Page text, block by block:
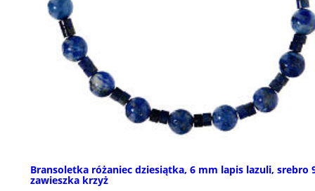
Bransoletka różaniec dziesiątka, 6 mm lapis lazuli, srebro
zawieszka krzyż